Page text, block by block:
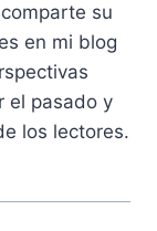
su
en mi blog
el pasado y
los lectores.